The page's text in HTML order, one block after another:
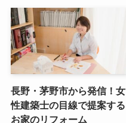
長野・茅野市から発信！女
性建築士の目線で提案する
お家のリフォーム